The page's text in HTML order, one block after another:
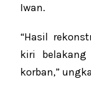
Iwan.
“Hasil
kiri
korban,”